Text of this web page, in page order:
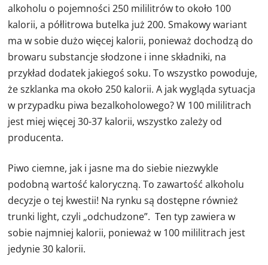
alkoholu o pojemności 250 mililitrów to około 100
kalorii, a półlitrowa butelka już 200. Smakowy wariant
ma w sobie dużo więcej kalorii, ponieważ dochodzą do
browaru substancje słodzone i inne składniki, na
przykład dodatek jakiegoś soku. To wszystko powoduje,
że szklanka ma około 250 kalorii. A jak wygląda sytuacja
w przypadku piwa bezalkoholowego? W 100 mililitrach
jest miej więcej 30-37 kalorii, wszystko zależy od
producenta.
Piwo ciemne, jak i jasne ma do siebie niezwykle
podobną wartość kaloryczną. To zawartość alkoholu
decyzje o tej kwestii! Na rynku są dostępne również
trunki light, czyli „odchudzone”. Ten typ zawiera w
sobie najmniej kalorii, ponieważ w 100 mililitrach jest
jedynie 30 kalorii.